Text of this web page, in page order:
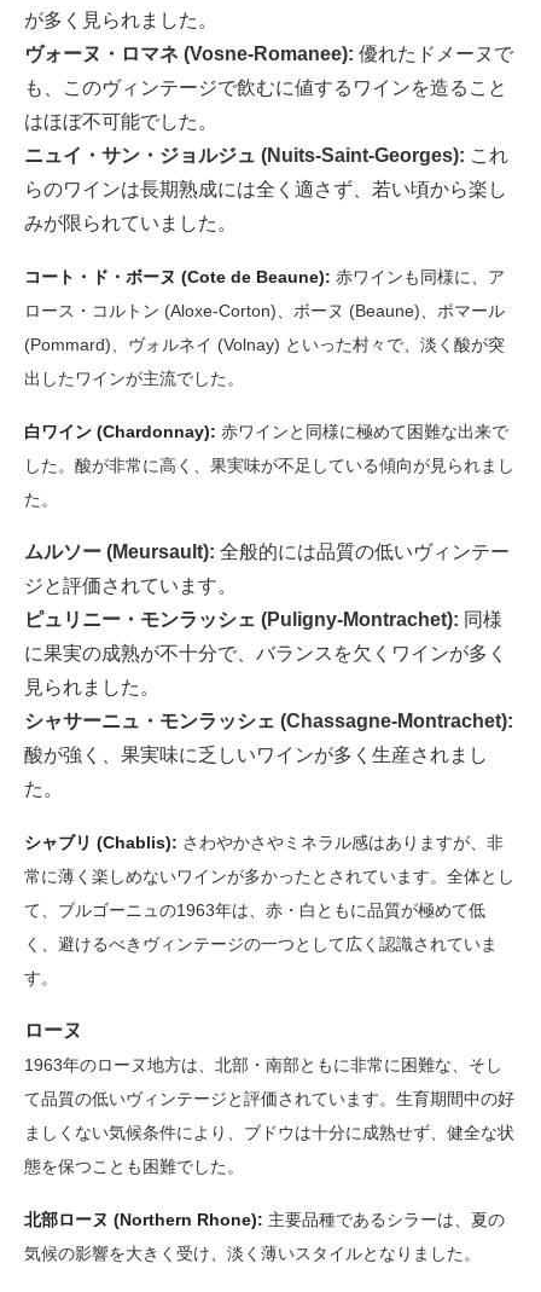
が多く見られました。
ヴォーヌ・ロマネ (Vosne-Romanee): 優れたドメーヌで
も、このヴィンテージで飲むに値するワインを造ること
はほぼ不可能でした。
ニュイ・サン・ジョルジュ (Nuits-Saint-Georges): これ
らのワインは長期熟成には全く適さず、若い頃から楽し
みが限られていました。
コート・ド・ボーヌ (Cote de Beaune): 赤ワインも同様に、ア
ロース・コルトン (Aloxe-Corton)、ボーヌ (Beaune)、ポマール
(Pommard)、ヴォルネイ (Volnay) といった村々で、淡く酸が突
出したワインが主流でした。
白ワイン (Chardonnay): 赤ワインと同様に極めて困難な出来で
した。酸が非常に高く、果実味が不足している傾向が見られまし
た。
ムルソー (Meursault): 全般的には品質の低いヴィンテー
ジと評価されています。
ピュリニー・モンラッシェ (Puligny-Montrachet): 同様
に果実の成熟が不十分で、バランスを欠くワインが多く
見られました。
シャサーニュ・モンラッシェ (Chassagne-Montrachet):
酸が強く、果実味に乏しいワインが多く生産されまし
た。
シャブリ (Chablis): さわやかさやミネラル感はありますが、非
常に薄く楽しめないワインが多かったとされています。全体とし
て、ブルゴーニュの1963年は、赤・白ともに品質が極めて低
く、避けるべきヴィンテージの一つとして広く認識されていま
す。
ローヌ
1963年のローヌ地方は、北部・南部ともに非常に困難な、そし
て品質の低いヴィンテージと評価されています。生育期間中の好
ましくない気候条件により、ブドウは十分に成熟せず、健全な状
態を保つことも困難でした。
北部ローヌ (Northern Rhone): 主要品種であるシラーは、夏の
気候の影響を大きく受け、淡く薄いスタイルとなりました。